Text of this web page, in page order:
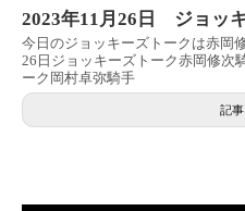
2023年11月26日 ジョッ
今日のジョッキーズトークは赤岡
26日ジョッキーズトーク赤岡修次
ーク岡村卓弥騎手
記